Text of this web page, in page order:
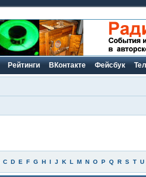
Рейтинги ВКонтакте Фейсбук
C D E F G H I J K L M N O P Q R S T U